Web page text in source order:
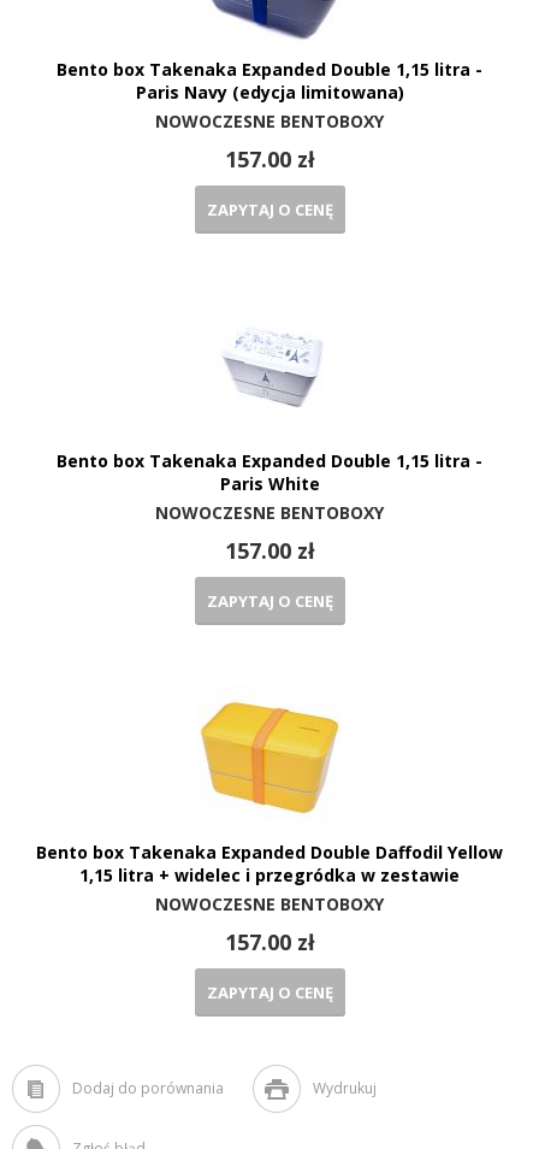
Bento box Takenaka Expanded Double 1,15 litra -
Paris Navy (edycja limitowana)
NOWOCZESNE BENTOBOXY
157.00 zł
ZAPYTAJ O CENĘ
Bento box Takenaka Expanded Double 1,15 litra -
Paris White
NOWOCZESNE BENTOBOXY
157.00 zł
ZAPYTAJ O CENĘ
Bento box Takenaka Expanded Double Daffodil Yellow
1,15 litra + widelec i przegródka w zestawie
NOWOCZESNE BENTOBOXY
157.00 zł
ZAPYTAJ O CENĘ
Dodaj do porównania Wydrukuj